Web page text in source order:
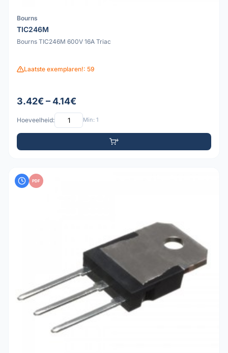
Bourns
TIC246M
Bourns TIC246M 600V 16A Triac
Laatste exemplaren!: 59
3.42€ – 4.14€
Hoeveelheid: Min: 1
PDF